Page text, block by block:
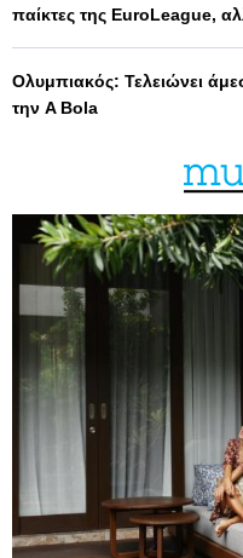
παίκτες της EuroLeague,
Ολυμπιακός: Τελειώνει
την A Bola